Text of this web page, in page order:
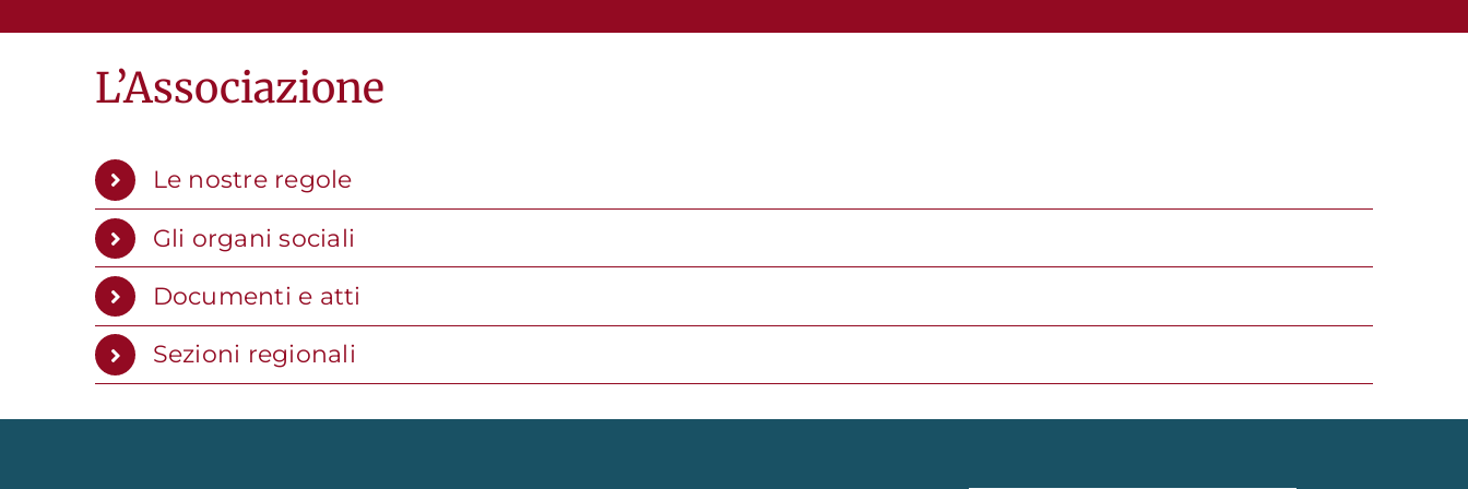
L’Associazione
Le nostre regole
Gli organi sociali
Documenti e atti
Sezioni regionali